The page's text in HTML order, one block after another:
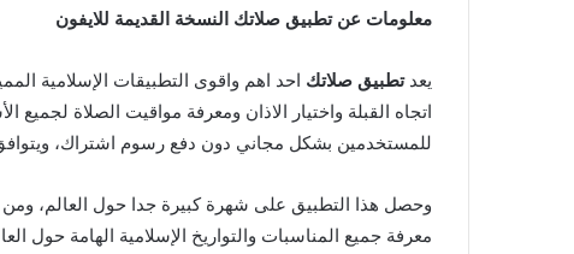
معلومات عن تطبيق صلاتك النسخة القديمة للايفون
يعدتطبيق صلاتك احد اهم واقوى التطبيقات الإسلامية
اتجاه القبلة واختيار الاذان ومعرفة مواقيت الصلاة لجميع
للمستخدمين بشكل مجاني دون دفع رسوم اشتراك،
وحصل هذا التطبيق على شهرة كبيرة جدا حول العالم، ومن
معرفة جميع المناسبات والتواريخ الإسلامية الهامة حول